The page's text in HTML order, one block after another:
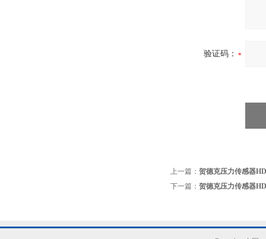
验证码：
上一篇： 贺德克压力传感器
下一篇： 贺德克压力传感器